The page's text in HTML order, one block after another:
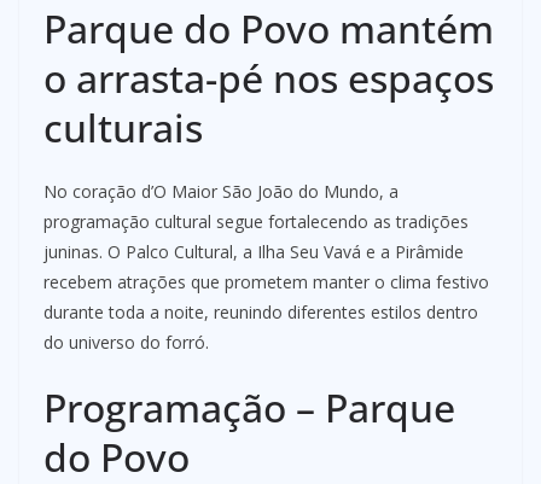
Parque do Povo mantém
o arrasta-pé nos espaços
culturais
No coração d’O Maior São João do Mundo, a
programação cultural segue fortalecendo as tradições
juninas. O Palco Cultural, a Ilha Seu Vavá e a Pirâmide
recebem atrações que prometem manter o clima festivo
durante toda a noite, reunindo diferentes estilos dentro
do universo do forró.
Programação – Parque
do Povo